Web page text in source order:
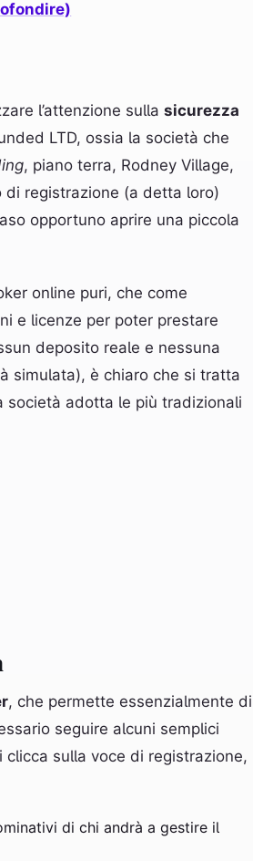
l’attenzione sulla sicurezza
LTD, ossia la società che
, piano terra, Rodney Village,
di registrazione (a detta loro)
opportuno aprire una piccola
online puri, che come
e licenze per poter prestare
deposito reale e nessuna
simulata), è chiaro che si tratta
società adotta le più tradizionali
, che permette essenzialmente di
seguire alcuni semplici
sulla voce di registrazione,
di chi andrà a gestire il